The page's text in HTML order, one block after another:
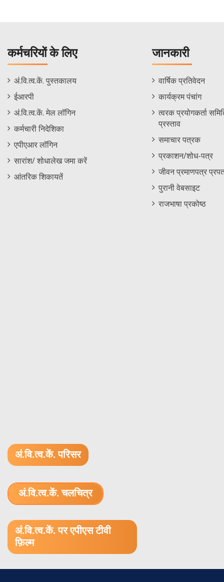
कर्मचरियों के लिए
Staff
Footer
Menu
अं.वि.त्व.कें. पुस्तकालय
ईआरपी
अं.वि.त्व.कें. मेल लॉगिन
कर्मचारी निदेशिका
एपीएआर लॉगिन
सारांश/ शोधालेख जमा करें
आंतरिक शिकायतें
जानकारी
Informations
Menu
वार्षिक प्रतिवेदन
कार्यक्रम पंचांग
त्वरक प्रयोगकर्ता
प्रस्ताव
समाचार पत्रक
प्रकाशन/शोध-पत्र
जीवन प्रमाणपत्र
पुरानी वेबसाइट
राजभाषा प्रकोष्ठ
अं.वि.त्व.कें. परिसर
अं.वि.त्व.कें. चलचित्र
अं.वि.त्व.कें. पर एपीएस टीवी
फ़िल्म